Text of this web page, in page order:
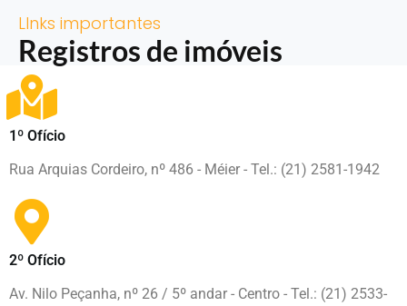
LInks importantes
Registros de imóveis
1º Ofício
Rua Arquias Cordeiro, nº 486 - Méier - Tel.: (21) 2581-1942
2º Ofício
Av. Nilo Peçanha, nº 26 / 5º andar - Centro - Tel.: (21) 2533-